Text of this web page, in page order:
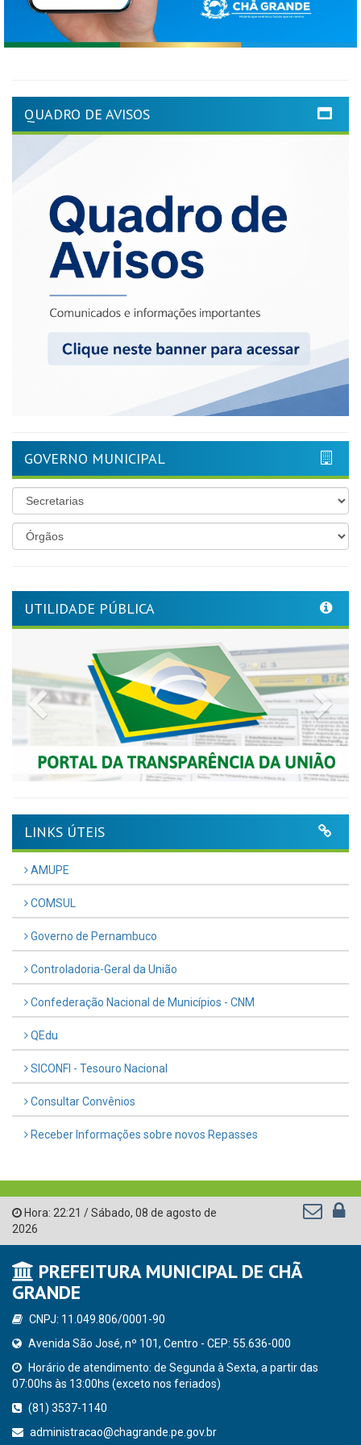
QUADRO DE AVISOS
GOVERNO MUNICIPAL
UTILIDADE PÚBLICA
Previous
LINKS ÚTEIS
AMUPE
COMSUL
Governo de Pernambuco
Controladoria-Geral da União
Confederação Nacional de Municípios - CNM
QEdu
SICONFI - Tesouro Nacional
Consultar Convênios
Receber Informações sobre novos Repasses
Hora: 22:21 /Sábado, 08 de agosto de
2026
PREFEITURA MUNICIPAL DE CHÃ
GRANDE
CNPJ: 11.049.806/0001-90
Avenida São José, nº 101, Centro - CEP: 55.636-000
Horário de atendimento: de Segunda à Sexta, a partir das
07:00hs às 13:00hs (exceto nos feriados)
(81) 3537-1140
administracao@chagrande.pe.gov.br